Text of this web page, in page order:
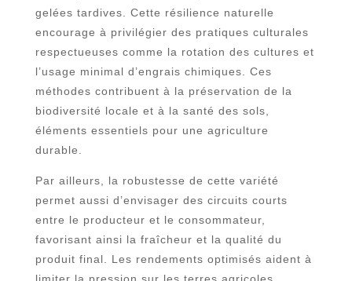
gelées tardives. Cette résilience naturelle
encourage à privilégier des pratiques culturales
respectueuses comme la rotation des cultures et
l’usage minimal d’engrais chimiques. Ces
méthodes contribuent à la préservation de la
biodiversité locale et à la santé des sols,
éléments essentiels pour une agriculture
durable.
Par ailleurs, la robustesse de cette variété
permet aussi d’envisager des circuits courts
entre le producteur et le consommateur,
favorisant ainsi la fraîcheur et la qualité du
produit final. Les rendements optimisés aident à
limiter la pression sur les terres agricoles,